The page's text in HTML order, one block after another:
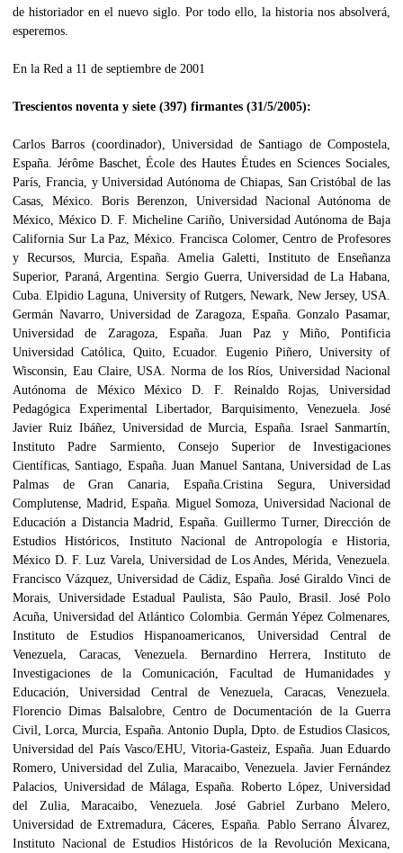
de historiador en el nuevo siglo. Por todo ello, la historia nos absolverá,
esperemos.
En la Red a 11 de septiembre de 2001
Trescientos noventa y siete (397) firmantes (31/5/2005):
Carlos Barros (coordinador), Universidad de Santiago de Compostela, España. Jérôme Baschet, École des Hautes Études en Sciences Sociales, París, Francia, y Universidad Autónoma de Chiapas, San Cristóbal de las Casas, México. Boris Berenzon, Universidad Nacional Autónoma de México, México D. F. Micheline Cariño, Universidad Autónoma de Baja California Sur La Paz, México. Francisca Colomer, Centro de Profesores y Recursos, Murcia, España. Amelia Galetti, Instituto de Enseñanza Superior, Paraná, Argentina. Sergio Guerra, Universidad de La Habana, Cuba. Elpidio Laguna, University of Rutgers, Newark, New Jersey, USA. Germán Navarro, Universidad de Zaragoza, España. Gonzalo Pasamar, Universidad de Zaragoza, España. Juan Paz y Miño, Pontificia Universidad Católica, Quito, Ecuador. Eugenio Piñero, University of Wisconsin, Eau Claire, USA. Norma de los Ríos, Universidad Nacional Autónoma de México México D. F. Reinaldo Rojas, Universidad Pedagógica Experimental Libertador, Barquisimento, Venezuela. José Javier Ruiz Ibáñez, Universidad de Murcia, España. Israel Sanmartín, Instituto Padre Sarmiento, Consejo Superior de Investigaciones Científicas, Santiago, España. Juan Manuel Santana, Universidad de Las Palmas de Gran Canaria, España.Cristina Segura, Universidad Complutense, Madrid, España. Miguel Somoza, Universidad Nacional de Educación a Distancia Madrid, España. Guillermo Turner, Dirección de Estudios Históricos, Instituto Nacional de Antropología e Historia, México D. F. Luz Varela, Universidad de Los Andes, Mérida, Venezuela. Francisco Vázquez, Universidad de Cádiz, España. José Giraldo Vinci de Morais, Universidade Estadual Paulista, Sâo Paulo, Brasil. José Polo Acuña, Universidad del Atlántico Colombia. Germán Yépez Colmenares, Instituto de Estudios Hispanoamericanos, Universidad Central de Venezuela, Caracas, Venezuela. Bernardino Herrera, Instituto de Investigaciones de la Comunicación, Facultad de Humanidades y Educación, Universidad Central de Venezuela, Caracas, Venezuela. Florencio Dimas Balsalobre, Centro de Documentación de la Guerra Civil, Lorca, Murcia, España. Antonio Dupla, Dpto. de Estudios Clasicos, Universidad del País Vasco/EHU, Vitoria-Gasteiz, España. Juan Eduardo Romero, Universidad del Zulia, Maracaibo, Venezuela. Javier Fernández Palacios, Universidad de Málaga, España. Roberto López, Universidad del Zulia, Maracaibo, Venezuela. José Gabriel Zurbano Melero, Universidad de Extremadura, Cáceres, España. Pablo Serrano Álvarez, Instituto Nacional de Estudios Históricos de la Revolución Mexicana, México. Arsenio Dacosta, Gestión de Patrimonio Histórico, Salamanca, España. Carmen Leal, Profesora de Secundaria, Aranjuez, Madrid. Johhny Alarcón Puentes, Departamento de Ciencias Humanas, Facultad Experimental de Ciencias, Universidad del Zulia, Maracaibo, Venezuela. José L. Monzant Gavidia, Universidad Católica Cecilio Acosta, Maracaibo, Venezuela. Norberto Olivar, Facultad de Humanidades de La Universidad del Zulia y Universidad Católica Cecilio Acosta, Venezuela. Antonio Soto Avila, Departamento de Historia, Facultad de Humanidades y Educación, Universidad del Zulia, Maracaibo, Venezuela. Luis A. Alarcón Meneses, Universidad del Atlántico, Barranquilla, Colombia. Rigoberto Rodríguez Benitez, Universidad Autonoma de Sinaloa, Culiacan, México. Dario A Vispe Viñuela, Escuela Normal Superior República de México, San Justo, Argentina. Raúl Dargoltz, Universidad de Santiago de Estero y CONICET, Argentina. Julio Pérez Serrano Universidad de Cádiz, Asociación Historia Actual, España. Antonio Padilla Arroyo, Universidad Autónoma del Estado de Morelos, México. Waldo Ansaldi, Facultad de Ciencias Sociales, Universidad de Buenos Aires, Argentina. Hilda N. Agostino, Universidad Nacional de La Matanza, Argentina. Domingo Garí Hayek, Universidad de La Laguna, Islas Canarias, España. Jorge Saab, Universidad Nacional de La Pampa, Santa Rosa, Argentina. Gabriel M. Santos, Universidad Nacional Autónoma de México, México. Marina Sánchez, Universidad de Alicante, España. Juan P. Rivera Pizano, Universidad Nacional Autónoma de México, México. Susana H. Gutierrez, Facultad de Ciencias Económicas, Universidad Nacional de Río Cuarto, Argentina. Miguel Beas, Universidad de Granada, España. Belin Vázquez de Ferrer, Centro de Estudios Históricos, Universidad del Zulia, Maracaibo, Venezuela. Ariel Arnal, Instituto de Ciencias Sociales y Humanidades, Universidad Autónoma de Puebla, Puebla, México. Jorge Maiz Chacón, Universidad de las Islas Baleares, Palma de Mallorca, España. Ernesto Pajares Rivera, Universidad Nacional Mayor de San Marcos, Lima, Perú. David Igual, Facultad de Humanidades de Albacete, Universidad de Castilla-La Mancha, Albacete, España. Jorge Oriola, Universidad de la Patagonia, Esquel, Argentina. Marta I. Barbieri Brunet, Universidad Nacional de Tucumán, Tucumán, Argentina. Joselias Sánchez, Universidad Laica Eloy Alfaro de Manabí, Manta, Ecuador. Liliana Regalado, Pontificia Universidad Católica del Perú, Lima, Perú. Wilfredo Kapsoli, Universidad Ricardo Palma, Lima, Perú. Cristina Flórez, Universidad de San Marcos, Universidad de Lima, Lima, Perú. César Espinosa Claudio, Universidad de San Marcos, Lima, Perú. Pedro Jacinto Pazos, Universidad Ricardo Palma, Universidad de San Marcos, Lima, Perú. Daniel C. Argemi, Escuelas E.G.B. y Polimodal, Tandil, Provincia de Buenos Aires, Argentina. Xavier Señarís, Universidade de Santiago de Compostela, Santiago de Compostela, España. Hebert Mourigán, Profesor de Secundaria, Montevideo, Uruguay. Teodoro Hampe Martínez, Universidad Nacional de San Marcos, Lima, Perú. Milton A. Zambrano Pérez, Universidad del Atlántico, Barranquilla, Colombia. Beatriz Rivas, Patronato da Cultura Galega Montevideo, Uruguay. Sergio Maydeu, Universitat Rovira i Virgili, Tarragona. España. Ana C. Ramos Martínez, Historiadora, San José, Costa Rica. Georgina Calderón, Facultad de Filosofía y Letras, UNAM, México. Arlindo Fa Fernandes, Universidad de Coimbra, Coimbra, Portugal. Fernando Chavarría Múgica, Instituto Universitario Europeo, Florencia, Italia. Gloria Chavez, Universidad Francisco Marroquín, Ciudad Guatemala, Guatemala. Gerardo Mora, Escuela Normal Superior de México, México D.F. Jorge Castañeda Zavala, Instituto de Investigaciones Dr. José María Luis Mora, México D. F. Daniel Jaremchuk, Universidad Nacional de la Patagonia Austral, Río Gallegos, Argentina. María Mercedes Tenti, Universidad Católica de Santiago del Estero, Universidad Nacional de Santiago del Estero, Argentina. Diana Rengifo de Briceño, Núcleo Universitario "Rafael Rangel", Universidad de Los Andes, Trujillo, Venezuela. María Alvarez-Solar , Universidad de Bergen, Bergen, Noruega. Joan Corbalán, Associació d’Historiadors Independents, Barcelona, España. Ricardo León García, Universidad Autónoma de Ciudad Juárez, Chihuahua, México. Adriana Mónica Mori, Universidad de Buenos Aires, Argentina. Lohania Aruca, Sección de Historia, Unión Nacional de Escritores y Artistas de Cuba, La Habana, Cuba. Manuel Ortiz Heras, Universidad de Castilla La Mancha-UCLM, Albacete, España. Luis A. López Rojas, Universidad de Puerto Rico, Humacao, Puerto Rico. Aaron Flores Ramírez, Universidad Nacional Autónoma de México, México D. F. Jose A. Fiallo Billini, Universidad Autonoma de Santo Domingo e Instituto Tecnológico, Santo Domingo, República Dominicana; María G. Silva, Universidad Nacional de La Matanza, Buenos Aires, Argentina. Amalio Venegas, IES Ramón Carande, Jerez de los Caballeros, España. Carlos Alberto Suárez, Inst.Superior del Profesorado, "Dr. Joaquín V. González", Buenos Aires, Argentina. Gerardo Médica, profesor de historia, Isidro Casanova, Buenos Aires, Argentina. Rubén Pachari, Universidad Nacional de San Agustín, Arequipa, Perú. Luis O. Cortese, revista “Historias de la Ciudad”, Buenos Aires, Argentina. Flocel Sabaté, Universitat de Lleida, España. Eric Eduardo Palma, Universidad de Chile, Santiago de Chile, Chile. Gustavo Zapata, Liceo Juan de Dios, Andes, Colombia. Luciano Alonso, Universidad Nacional del Litoral, Santa Fe, Argentina. Jesús Fernández García, Universidad de Cádiz, España. Alejandro Estrella, Universidad de Cádiz, España. Angel Soto, Universidad de los Andes, Chile. Marcos Correa, Universidad de Cádiz, España. Rafael Valls, Universidad de Valencia, España. Alejandro Sainz Zamora, Instituto Mexicano de Tecnología del Agua, Jiutepec, Morelos, México. Ignacio Navarro, profesor de secundaria, Las Palmas de Gran Canaria, España. Victor González Ozuna, Universidad Autónoma de Chiapas, San Cristóbal de las Casas, México. Carlos Contreras, Pontificia Universidad Católica, Lima, Perú. Ángel Martínez Alarcón, Escuela Normal Superior, Xalapa, México. María Jesús Castro, Universitat de les Illes Balears, Palma de Mallorca, España. Virgilio Candela, Universidad de Alicante, España. Ramón Gabarrós, revista Anthropos, Barcelona, España. Crisanto Gómez, Centro de Documentación de Ciencias Sociales, Universidad Pedagógica Nacional, Bogotá, Colombia. Javier Montoya, Universidad Pedagógica Nacional, Bogotá, Colombia. Elena Borruel, Universidad de Salamanca, España. Juan Iglesias Sanlés, Universidad de Salamanca, España. Massimo Modonesi, Universidad Nacional Autónoma de México, México. María Lourdes Cuevas Leyva, Universidad Pedagógica Nacional, México D.F. Alberto Ribeiro da Silva, Universidade Estácio de Sá, Angra dos Reis, Rio de Janeiro, Brasil. Susana Vázquez, Universidad de la República, Montevideo, Uruguay. José César Fernández Morales, filósofo, BUAP, Puebla, Pue, México. María Cristina Angelini, Universidad Nacional de Río Cuarto, Córdoba, Argentina. Adrián Salas, promotor cultural, Veracruz, México. Gabriel Estela Sánchez, Universidad Nacional de Salta, Argentina. Wilbert Pérez, Centro de Estudios Avanzados de Puerto Rico y el Caribe, Aguada, Puerto Rico. Jacobo Contreras, Universidad de Guadalajara, Jalisco, México. Octavio Herrera, Universidad Autónoma de Tamaualipas, Ciudad Victoria, México. Nancy Luna, Univers